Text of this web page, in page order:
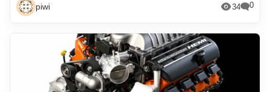
piwi 34 0